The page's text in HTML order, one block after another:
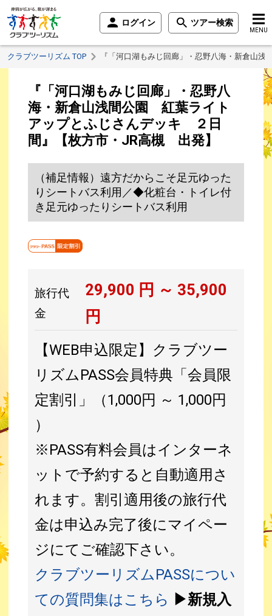
ログイン ツアー検索
MENU
クラブツーリズム TOP 『「河口湖もみじ回廊」・忍野八海・新倉
『「河口湖もみじ回廊」・忍野八
海・新倉山浅間公園 紅葉ライト
アップとふじさんデッキ ２日
間』【枚方市・JR高槻 出発】
（補足情報）遠方だからこそ足元ゆった
りシートバス利用／◆化粧台・トイレ付
き足元ゆったりシートバス利用
旅行代
金
29,900 円 ～ 35,900
円
【WEB申込限定】クラブツー
リズムPASS会員特典「会員限
定割引」（1,000円 ～ 1,000円
）
※PASS有料会員はインターネ
ットで予約すると自動適用さ
れます。割引適用後の旅行代
金は申込み完了後にマイペー
ジにてご確認下さい。
クラブツーリズムPASSについ
ての質問集はこちら ▶新規入